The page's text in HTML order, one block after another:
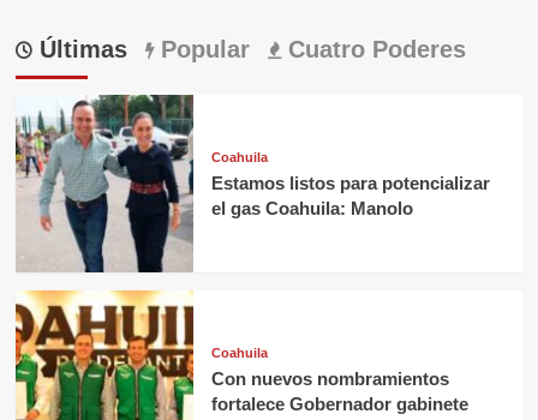
Últimas Popular Cuatro Poderes
Coahuila
Estamos listos para potencializar
el gas Coahuila: Manolo
Coahuila
Con nuevos nombramientos
fortalece Gobernador gabinete